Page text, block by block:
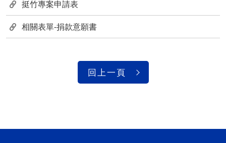
挺竹專案申請表
相關表單-捐款意願書
回上一頁